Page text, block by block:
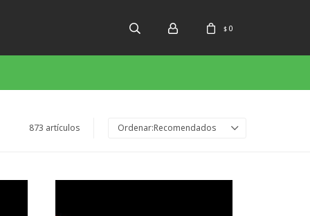
$ 0
873 artículos Recomendados